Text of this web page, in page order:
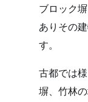
ブロック
ありその
す。
古都では
塀、竹林